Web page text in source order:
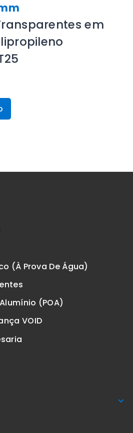
em
(à Prova De Água)
(POA)
VOID